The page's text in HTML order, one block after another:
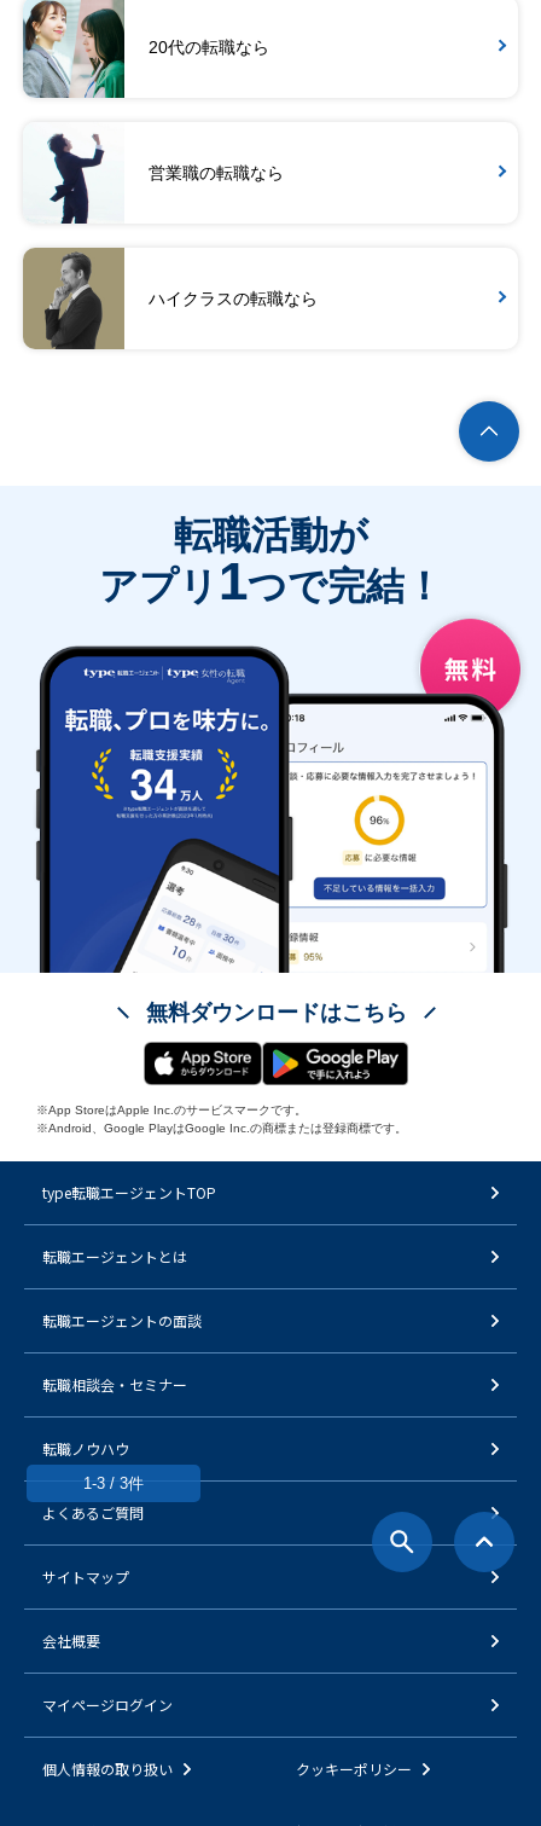
20代の転職なら
営業職の転職なら
ハイクラスの転職なら
1-3 / 3件
転職活動が
アプリ 1つで完結！
無料ダウンロードはこちら
※App StoreはApple Inc.のサービスマークです。
※Android、Google PlayはGoogle Inc.の商標または登録商標です。
type転職エージェントTOP
転職エージェントとは
転職エージェントの面談
転職相談会・セミナー
転職ノウハウ
よくあるご質問
サイトマップ
会社概要
マイページログイン
個人情報の取り扱い クッキーポリシー